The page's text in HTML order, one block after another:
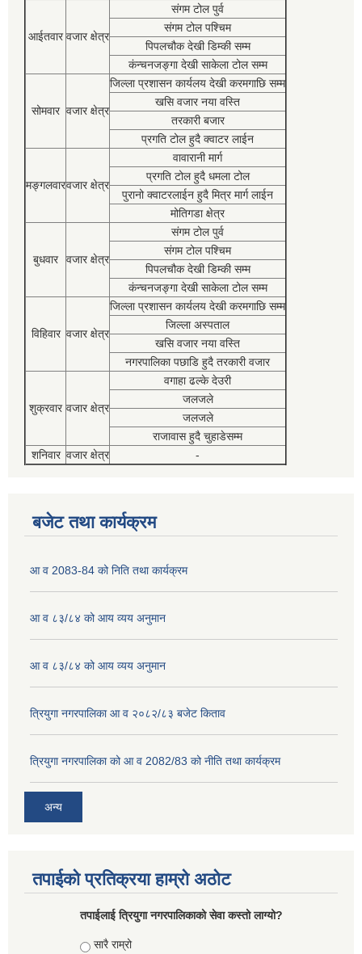
आईतवार वजार क्षेत्र
संगम टोल पुर्व
संगम टोल पश्चिम
पिपलचौक देखी डिम्की सम्म
कंन्चनजङ्गा देखी साकेला टोल सम्म
सोमवार वजार क्षेत्र
जिल्ला प्रशासन कार्यलय देखी करमगाछि सम्म
खसि वजार नया वस्ति
तरकारी बजार
प्रगति टोल हुदै क्वाटर लाईन
मङ्गलवारवजार क्षेत्र
वावारानी मार्ग
प्रगति टोल हुदै धमला टोल
पुरानो क्वाटरलाईन हुदै मित्र मार्ग लाईन
मोतिगडा क्षेत्र
बुधवार वजार क्षेत्र
संगम टोल पुर्व
संगम टोल पश्चिम
पिपलचौक देखी डिम्की सम्म
कंन्चनजङ्गा देखी साकेला टोल सम्म
विहिवार वजार क्षेत्र
जिल्ला प्रशासन कार्यलय देखी करमगाछि सम्म
जिल्ला अस्पताल
खसि वजार नया वस्ति
नगरपालिका पछाडि हुदै तरकारी वजार
शुक्रवार वजार क्षेत्र
वगाहा ढल्के देउरी
जलजले
जलजले
राजावास हुदै चुहाडेसम्म
शनिवार वजार क्षेत्र -
बजेट तथा कार्यक्रम
आ व 2083-84 को निति तथा कार्यक्रम
आ व ८३/८४ को आय व्यय अनुमान
आ व ८३/८४ को आय व्यय अनुमान
त्रियुगा नगरपालिका आ व २०८२/८३ बजेट किताव
त्रियुगा नगरपालिका को आ व 2082/83 को नीति तथा कार्यक्रम
अन्य
तपाईको प्रतिक्रया हाम्रो अठोट
तपाईलाई त्रियुगा नगरपालिकाको सेवा कस्तो लाग्यो?
Choices
सारै राम्रो